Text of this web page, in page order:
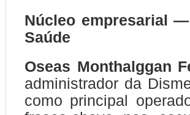
Núcleo empresarial
Saúde
Oseas Monthalggan
administrador da
como principal